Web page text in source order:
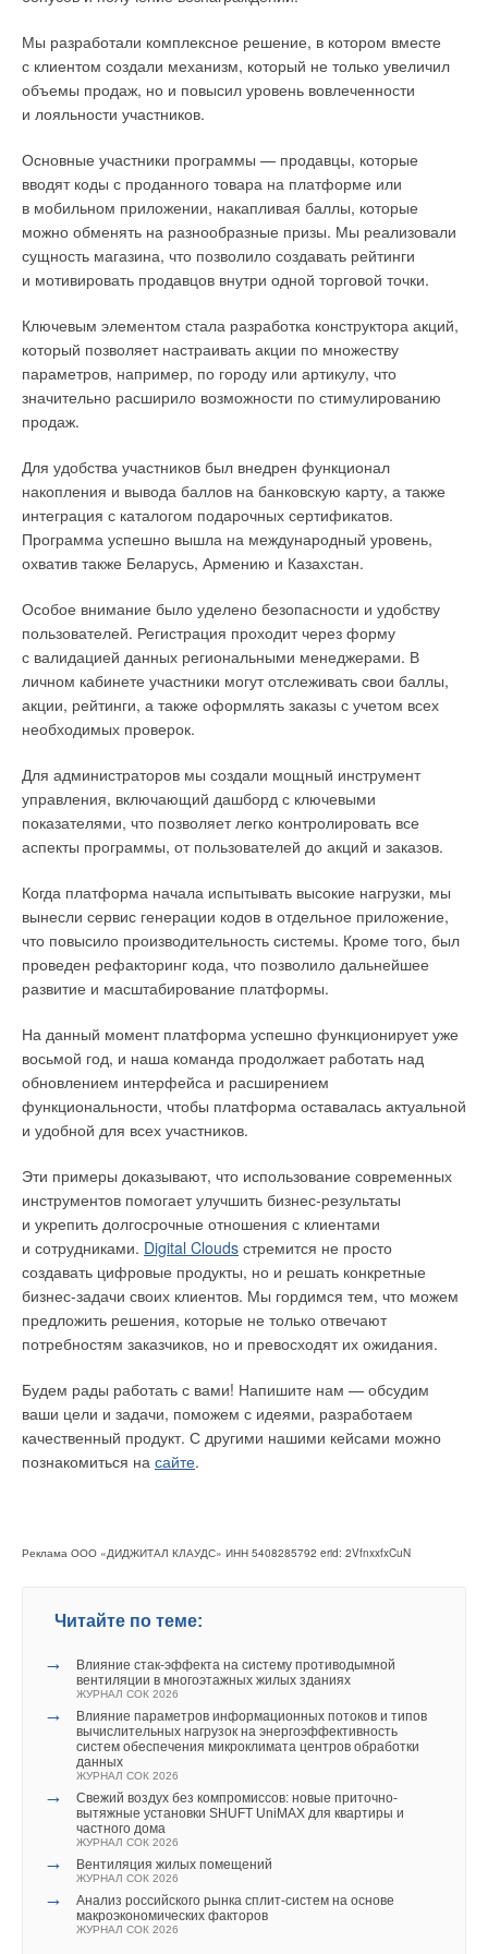
Мы разработали комплексное решение, в котором вместе
с клиентом создали механизм, который не только увеличил
объемы продаж, но и повысил уровень вовлеченности
и лояльности участников.
Основные участники программы — продавцы, которые
вводят коды с проданного товара на платформе или
в мобильном приложении, накапливая баллы, которые
можно обменять на разнообразные призы. Мы реализовали
сущность магазина, что позволило создавать рейтинги
и мотивировать продавцов внутри одной торговой точки.
Ключевым элементом стала разработка конструктора акций,
который позволяет настраивать акции по множеству
параметров, например, по городу или артикулу, что
значительно расширило возможности по стимулированию
продаж.
Для удобства участников был внедрен функционал
накопления и вывода баллов на банковскую карту, а также
интеграция с каталогом подарочных сертификатов.
Программа успешно вышла на международный уровень,
охватив также Беларусь, Армению и Казахстан.
Особое внимание было уделено безопасности и удобству
пользователей. Регистрация проходит через форму
с валидацией данных региональными менеджерами. В
личном кабинете участники могут отслеживать свои баллы,
акции, рейтинги, а также оформлять заказы с учетом всех
необходимых проверок.
Для администраторов мы создали мощный инструмент
управления, включающий дашборд с ключевыми
показателями, что позволяет легко контролировать все
аспекты программы, от пользователей до акций и заказов.
Когда платформа начала испытывать высокие нагрузки, мы
вынесли сервис генерации кодов в отдельное приложение,
что повысило производительность системы. Кроме того, был
проведен рефакторинг кода, что позволило дальнейшее
развитие и масштабирование платформы.
На данный момент платформа успешно функционирует уже
восьмой год, и наша команда продолжает работать над
обновлением интерфейса и расширением
функциональности, чтобы платформа оставалась актуальной
и удобной для всех участников.
Эти примеры доказывают, что использование современных
инструментов помогает улучшить бизнес-результаты
и укрепить долгосрочные отношения с клиентами
и сотрудниками. Digital Clouds стремится не просто
создавать цифровые продукты, но и решать конкретные
бизнес-задачи своих клиентов. Мы гордимся тем, что можем
предложить решения, которые не только отвечают
потребностям заказчиков, но и превосходят их ожидания.
Будем рады работать с вами! Напишите нам — обсудим
ваши цели и задачи, поможем с идеями, разработаем
качественный продукт. С другими нашими кейсами можно
познакомиться на сайте.
Реклама ООО «ДИДЖИТАЛ КЛАУДС» ИНН 5408285792 erid: 2VfnxxfxCuN
Читайте по теме:
→
Влияние стак‑эффекта на систему противодымной
вентиляции в многоэтажных жилых зданиях
ЖУРНАЛ СОК 2026
→
Влияние параметров информационных потоков и типов
вычислительных нагрузок на энергоэффективность
систем обеспечения микроклимата центров обработки
данных
ЖУРНАЛ СОК 2026
→
Свежий воздух без компромиссов: новые приточно-
вытяжные установки SHUFT UniMAX для квартиры и
частного дома
ЖУРНАЛ СОК 2026
→ Вентиляция жилых помещений
ЖУРНАЛ СОК 2026
→
Анализ российского рынка сплит-систем на основе
макроэкономических факторов
ЖУРНАЛ СОК 2026
Мне бы хотелось рассказать вам о «конопляном доме». Мы
высеяли коноплю, собрали её, переработали её, сделали
костроблок и построили дом. Сейчас это дом-музей,
в котором будут представлены все производители
российских товаров из конопли. У нас запускается новый
проект интересный для экотуризма. Дома из конопли — это
А-фреймы, дома из костробетона, которые являются очень
экологичными. Поля конопли в процессе роста поглощают
углекислый газ, а мы получаем экосырьё для производства
композиты для изготовления полов, подоконников,
утепляющие и звукоизолирующие материалы, целлюлоза
для отделочных материалов. Мы хотим строить дома для
комфортного проживания. Вырастили коноплю, собрали,
переработали, произвели материалы, построили,
подключённые к энергоисточникам на базе возобновляемой
энергетики — солнце, ветер, вода. Все эксперименты
показывают хорошие результаты. Например,
энергообеспечение нынешнего форума было реализовано
за счёт ВИЭ-генерации от местной станции. Сейчас она
способна к накоплению 60 киловатт энергии, её мощность
можно снабдить электричеством для полноценного
проживания людей. Мы видим будущее, видим развитие,
готовы делиться опытом. Ждём тех, кто готов смотреть
в будущее.
из обработанной технической конопли
Елена ПАВЛЮЧЕНКО,начальник отдела услуг
в области первичной обработки льна и конопли
Российского сельскохозяйственного центра
(Россельхозцентр) :
— Мы впервые на таком мероприятии. Перспективы
и эту сферу надо поддерживать. На данном форуме я
делала доклад по состоянию коноплеводства в Российской
Федерации. Мы занимаемся сбором статистической
информации, консультируем товаропроизводителей
интересуют. На данном форуме было вскрыто очень много
понравился живой интерес людей, которые присутствовали
предприятий, которые живут проблемами и задачами
конопляного сегмента, «болеют» этим, которые готовы
развивать и поддерживать отрасль, наращивать объёмы
и тем самым действительно поднимать производство
в нашей стране. Это радует.
Сергей БЕЛОПУХОВ,д.с.-х.н., профессор, Российский
государственный аграрный университет —
Московская сельскохозяйственная академия имени К. А.
Тимирязева (РГАУ-МСХА)
— Я очень рад поучаствовать в работе форума. Сегодня
неэффективного коммунального хозяйства, из-за того,
что недостаточно утеплены объекты ЖКХ и так далее.
Представьте, в нефтяном эквиваленте мы теряем
половину добываемого. А это, кстати, столько же,
Ассоциации «ЭнергоИнновация».
По итогам встречи эксперты пришли к мнению, что
обеспечение безопасности энергогенерирующих объектов
государственного значения, который затрагивает все сферы
жизни. Аварии на сетях оставляют без света жилые дома
и социально значимые объекты, а промышленникам грозят
остановкой производства. Причиной этому могут стать
факторы. К ним в последние годы добавились атаки
беспилотных летательных аппаратов (дронов).
Спрогнозировать все чрезвычайные ситуации невозможно,
но можно подготовиться и смягчить их последствия
с помощью временной генерации.
Читайте по теме:
VI Всероссийский Слёт Сантехников прошёл в Москве
ЖУРНАЛ СОК МАЙ 2026
→
Новые возможности отрасли: «Тепло и Энергетика
ЖУРНАЛ СОК МАЙ 2026
→ LUNDA: на год взрослее!
→
LUNDA Expo 2026: эффективные решения для
инженерных систем
ЖУРНАЛ СОК АПРЕЛЬ 2026
→
Тепловые насосы «воздух — вода» — мифы и
реальность
ЖУРНАЛ СОК МАРТ 2026
В этой теме еще нет комментариев
Добавить комментарий
Ваше имя *
Ваш E-mail *
Текст комментария